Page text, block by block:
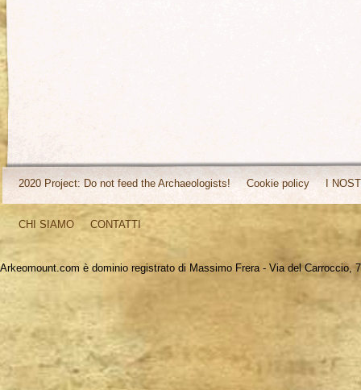
2020 Project: Do not feed the Archaeologists! Cookie policy I
CHI SIAMO CONTATTI
Arkeomount.com è dominio registrato di Massimo Frera - Via del